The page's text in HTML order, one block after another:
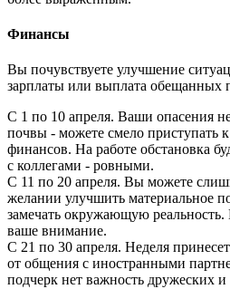
Финансы
Вы почувствуете улучшение
зарплаты или выплата обещанных
С 1 по 10 апреля. Ваши опасения
почвы - можете смело приступать
финансов. На работе обстановка
с коллегами - ровными.
С 11 по 20 апреля. Вы можете
желании улучшить материальное
замечать окружающую реальность.
ваше внимание.
С 21 по 30 апреля. Неделя
от общения с иностранными
подчерк нет важность дружеских